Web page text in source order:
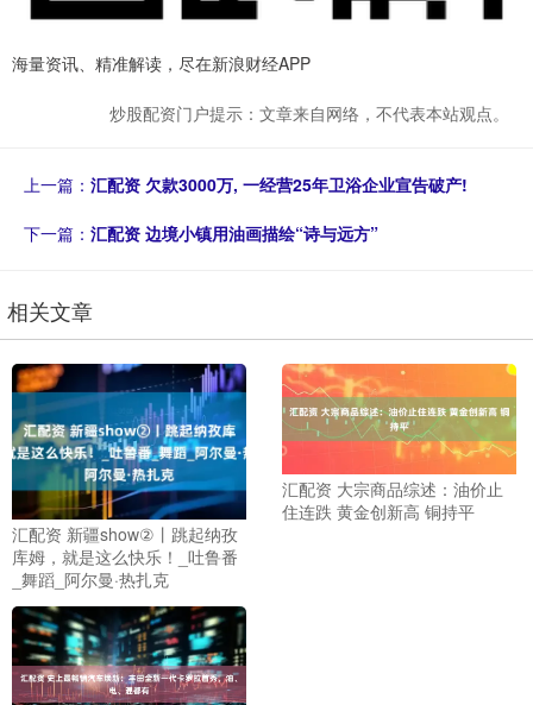
海量资讯、精准解读，尽在新浪财经APP
炒股配资门户提示：文章来自网络，不代表本站观点。
上一篇： 汇配资 欠款3000万, 一经营25年卫浴企业宣告破产!
下一篇： 汇配资 边境小镇用油画描绘“诗与远方”
相关文章
汇配资 新疆show②丨跳起纳孜
库姆，就是这么快乐！_吐鲁番
_舞蹈_阿尔曼·热扎克
汇配资 大宗商品综述：油价止
住连跌 黄金创新高 铜持平